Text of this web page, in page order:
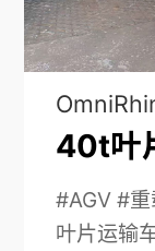
#AGV #
叶片运输